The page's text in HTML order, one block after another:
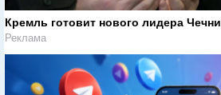
Кремль готовит нового лидера Чечни
Реклама